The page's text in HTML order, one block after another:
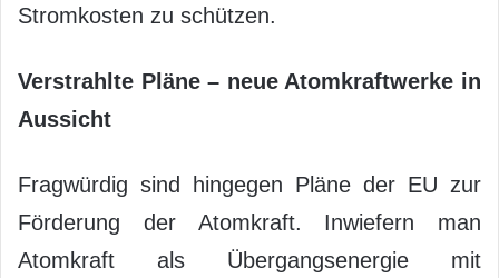
Stromkosten zu schützen.
Verstrahlte Pläne – neue Atomkraftwerke in
Aussicht
Fragwürdig sind hingegen Pläne der EU zur
Förderung der Atomkraft. Inwiefern man
Atomkraft als Übergangsenergie mit